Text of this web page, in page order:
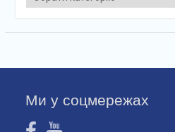
Ми у соцмережах